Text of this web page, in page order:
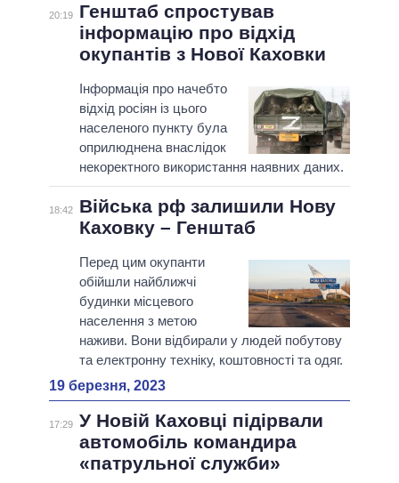
20:19
Генштаб спростував
інформацію про відхід
окупантів з Нової Каховки
Інформація про начебто
відхід росіян із цього
населеного пункту була
оприлюднена внаслідок
некоректного використання наявних даних.
18:42
Війська рф залишили Нову
Каховку – Генштаб
Перед цим окупанти
обійшли найближчі
будинки місцевого
населення з метою
наживи. Вони відбирали у людей побутову
та електронну техніку, коштовності та одяг.
19 березня, 2023
17:29 У Новій Каховці підірвали
автомобіль командира
«патрульної служби»